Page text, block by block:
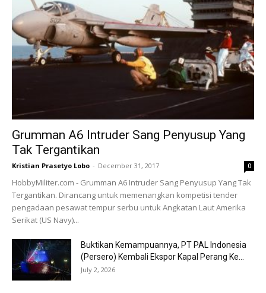
Grumman A6 Intruder Sang Penyusup Yang
Tak Tergantikan
Kristian Prasetyo Lobo - December 31, 2017 0
HobbyMiliter.com - Grumman A6 Intruder Sang Penyusup Yang Tak
Tergantikan. Dirancang untuk memenangkan kompetisi tender
pengadaan pesawat tempur serbu untuk Angkatan Laut Amerika
Serikat (US Navy)...
Buktikan Kemampuannya, PT PAL Indonesia
(Persero) Kembali Ekspor Kapal Perang Ke...
July 2, 2026